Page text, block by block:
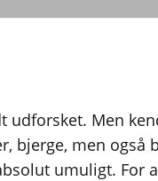
Men
men også
umuligt. For